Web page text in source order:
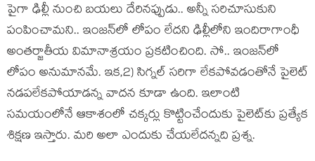
పైగా ఢిల్లీ నుంచి బ‌య‌లు దేరిన‌ప్పుడు.. అన్నీ స‌రిచూసుకుని
పంపించామ‌ని.. ఇంజ‌న్‌లో లోపం లేద‌ని ఢిల్లీలోని ఇందిరాగాంధీ
అంత‌ర్జాతీయ విమానాశ్ర‌యం ప్ర‌క‌టించింది. సో.. ఇంజ‌న్‌లో
లోపం అనుమాన‌మే. ఇక‌,2) సిగ్న‌ల్ స‌రిగా లేక‌పోవ‌డంతోనే పైలెట్
న‌డ‌ప‌లేక‌పోయాడ‌న్న వాద‌న కూడా ఉంది. ఇలాంటి
స‌మ‌యంలోనే ఆకాశంలో చ‌క్క‌ర్లు కొట్టించేందుకు పైలెట్‌కు ప్ర‌త్యేక
శిక్ష‌ణ ఇస్తారు. మ‌రి అలా ఎందుకు చేయ‌లేద‌న్న‌ది ప్ర‌శ్న‌.